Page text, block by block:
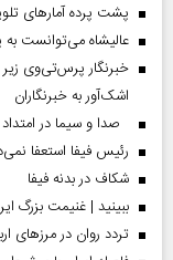
پشت پرده آمارهای
عالیشاه می‌توانست
خبرنگار پرس‌تی‌وی
اشک‌آور به خبرنگاران
صدا و سیما در
رئیس فیفا استعفا
شکاف در بدنه فیفا
ببینید | غنیمت بزرگ
تردد روان در مرزهای